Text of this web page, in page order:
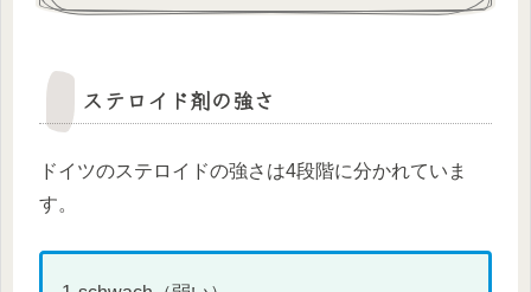
ステロイド剤の強さ
ドイツのステロイドの強さは4段階に分かれていま
す。